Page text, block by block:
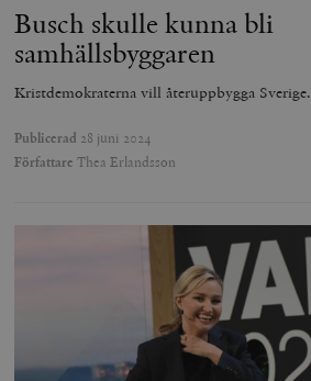
Busch skulle kunna bli
samhällsbyggaren
Kristdemokraterna vill återuppbygga Sverige.
Publicerad 28 juni 2024
Författare Thea Erlandsson